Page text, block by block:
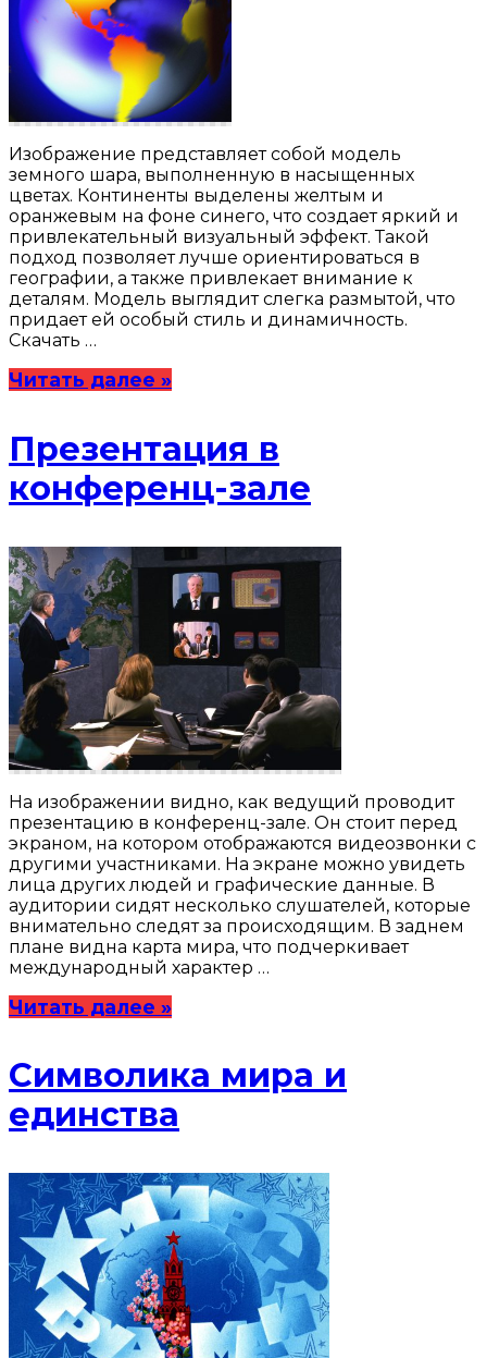
Изображение представляет собой модель
земного шара, выполненную в насыщенных
цветах. Континенты выделены желтым и
оранжевым на фоне синего, что создает яркий и
привлекательный визуальный эффект. Такой
подход позволяет лучше ориентироваться в
географии, а также привлекает внимание к
деталям. Модель выглядит слегка размытой, что
придает ей особый стиль и динамичность.
Скачать …
Читать далее »
Презентация в
конференц-зале
На изображении видно, как ведущий проводит
презентацию в конференц-зале. Он стоит перед
экраном, на котором отображаются видеозвонки с
другими участниками. На экране можно увидеть
лица других людей и графические данные. В
аудитории сидят несколько слушателей, которые
внимательно следят за происходящим. В заднем
плане видна карта мира, что подчеркивает
международный характер …
Читать далее »
Символика мира и
единства